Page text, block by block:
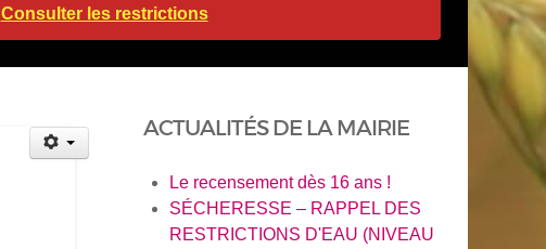
Consulter les restrictions
ACTUALITÉS DE LA MAIRIE
Le recensement dès 16 ans !
SÉCHERESSE – RAPPEL DES
RESTRICTIONS D'EAU (NIVEAU